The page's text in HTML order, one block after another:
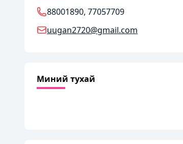
88001890, 77057709
uugan2720@gmail.com
Миний тухай